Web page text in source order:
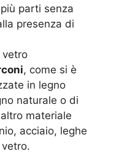
parti senza
presenza di
vetro
, come si è
in legno
naturale o di
materiale
acciaio, leghe